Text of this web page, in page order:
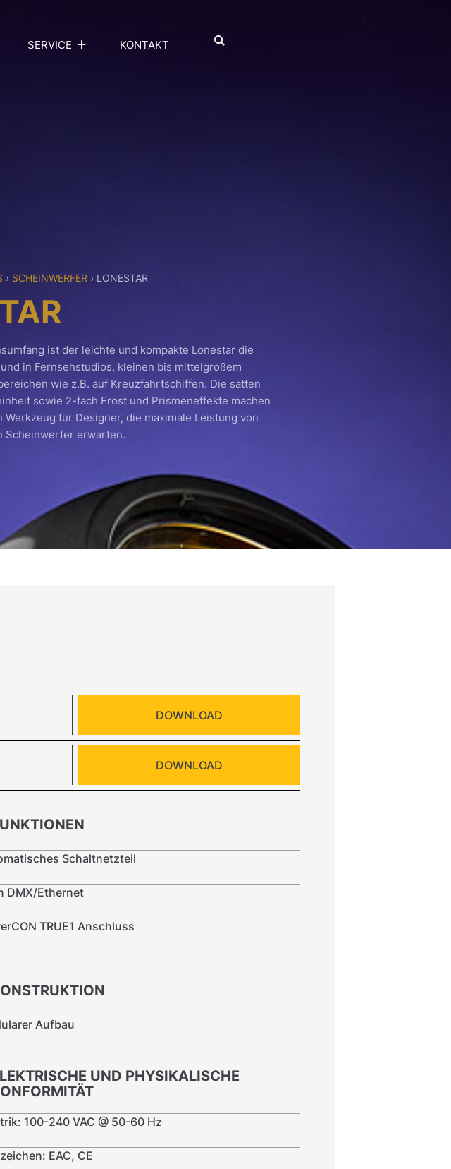
SERVICE KONTAKT
› SCHEINWERFER › LONESTAR
ist der leichte und kompakte Lonestar die
in Fernsehstudios, kleinen bis mittelgroßem
wie z.B. auf Kreuzfahrtschiffen. Die satten
sowie 2-fach Frost und Prismeneffekte machen
für Designer, die maximale Leistung von
Scheinwerfer erwarten.
DOWNLOAD
DOWNLOAD
Schaltnetzteil
DMX/Ethernet
TRUE1 Anschluss
Aufbau
UND PHYSIKALISCHE
100-240 VAC @ 50-60 Hz
EAC, CE